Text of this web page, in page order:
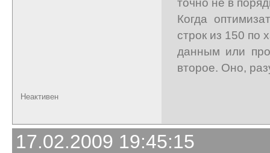
Когда
строк из 150 по
данным или
второе. Оно,
Неактивен
17.02.2009 19:45:15